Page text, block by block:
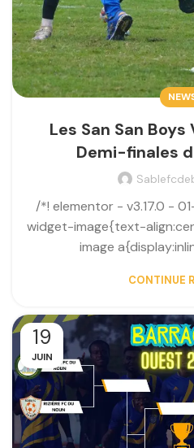
Les San San
Demi-finales
/*! elementor - v3.17.0 -
widget-image{text-
image
CONTINUE
19
JUIN